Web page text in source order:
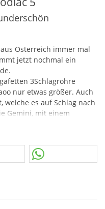
Österreich immer mal
jetzt nochmal ein
3Schlagrohre
nur etwas größer. Auch
welche es auf Schlag nach
Gemini, mit einem
aus allen Rohren